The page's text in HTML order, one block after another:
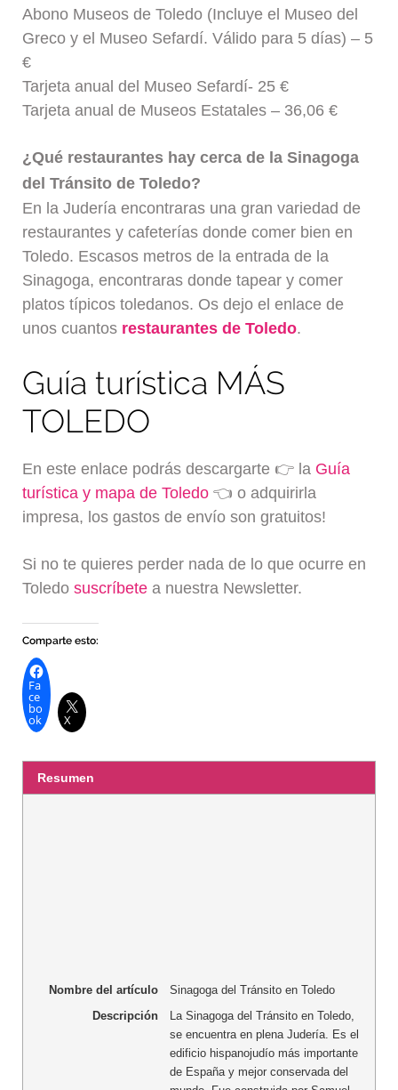
Abono Museos de Toledo (Incluye el Museo del
Greco y el Museo Sefardí. Válido para 5 días) – 5
€
Tarjeta anual del Museo Sefardí- 25 €
Tarjeta anual de Museos Estatales – 36,06 €
¿Qué restaurantes hay cerca de la Sinagoga
del Tránsito de Toledo?
En la Judería encontraras una gran variedad de
restaurantes y cafeterías donde comer bien en
Toledo. Escasos metros de la entrada de la
Sinagoga, encontraras donde tapear y comer
platos típicos toledanos. Os dejo el enlace de
unos cuantos restaurantes de Toledo.
Guía turística MÁS
TOLEDO
En este enlace podrás descargarte 👉 la Guía
turística y mapa de Toledo 👈 o adquirirla
impresa, los gastos de envío son gratuitos!
Si no te quieres perder nada de lo que ocurre en
Toledosuscríbete a nuestra Newsletter.
Comparte esto:
Fa
ce
bo
ok X
Resumen
Nombre del artículo
Sinagoga del Tránsito en Toledo
Descripción
La Sinagoga del Tránsito en Toledo,
se encuentra en plena Judería. Es el
edificio hispanojudío más importante
de España y mejor conservada del